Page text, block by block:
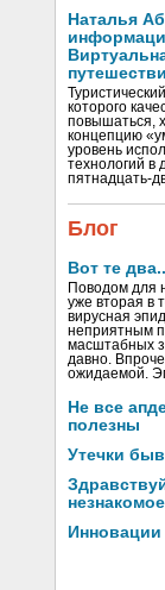
Наталья
которого
повышаться,
концепцию
уровень
технологий в
пятнадцать-
Блог
Вот те
Поводом для
уже вторая в
вирусная
неприятным
масштабных
давно.
ожидаемой.
Не все
полезны
Утечки
Инновации